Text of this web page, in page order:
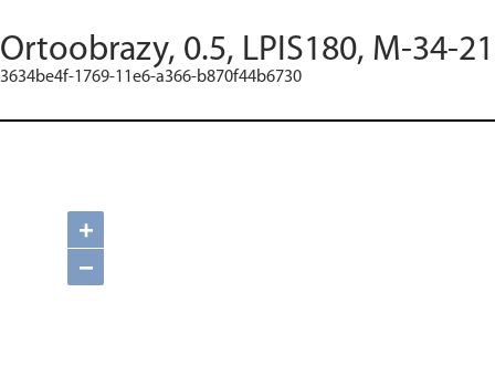
Ortoobrazy, 0.5, LPIS180, M-34-
3634be4f-1769-11e6-a366-b870f44b6730
+
−